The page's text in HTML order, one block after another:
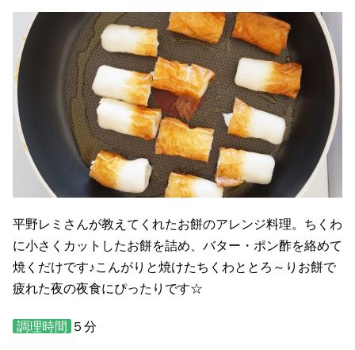
平野レミさんが教えてくれたお餅のアレンジ料理。ちくわ
に小さくカットしたお餅を詰め、バター・ポン酢を絡めて
焼くだけです♪こんがりと焼けたちくわととろ～りお餅で
疲れた夜の夜食にぴったりです☆
調理時間 ５分